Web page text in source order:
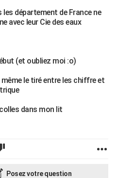
département de France ne
avec leur Cie des eaux
(et oubliez moi :o)
le tiré entre les chiffre et
dans mon lit
Posez votre question